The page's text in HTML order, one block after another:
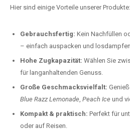
Hier sind einige Vorteile unserer Produkte:
Gebrauchsfertig: Kein Nachfüllen
– einfach auspacken und
Hohe Zugkapazität: Wählen Sie
für langanhaltenden Genuss.
Große Geschmacksvielfalt:
Blue Razz Lemonade, Peach Ice und
Kompakt & praktisch: Perfekt für
oder auf Reisen.